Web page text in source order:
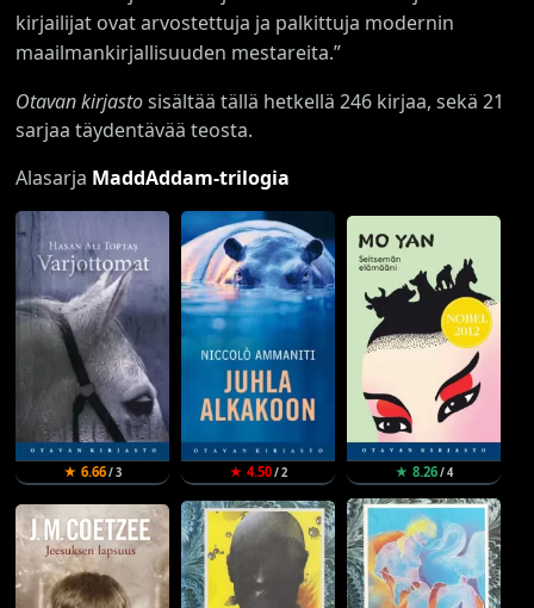
kirjailijat ovat arvostettuja ja palkittuja modernin
maailmankirjallisuuden mestareita.”
Otavan kirjastosisältää tällä hetkellä 246 kirjaa, sekä 21
sarjaa täydentävää teosta.
Alasarja MaddAddam-trilogia
★ 6.66/ 3 ★ 4.50/ 2 ★ 8.26/ 4